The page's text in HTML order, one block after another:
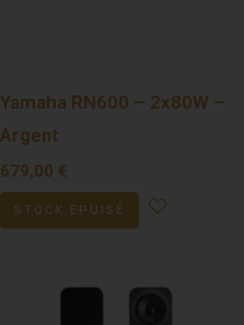
Yamaha RN600 – 2x80W –
Argent
679,00 €
STOCK ÉPUISÉ